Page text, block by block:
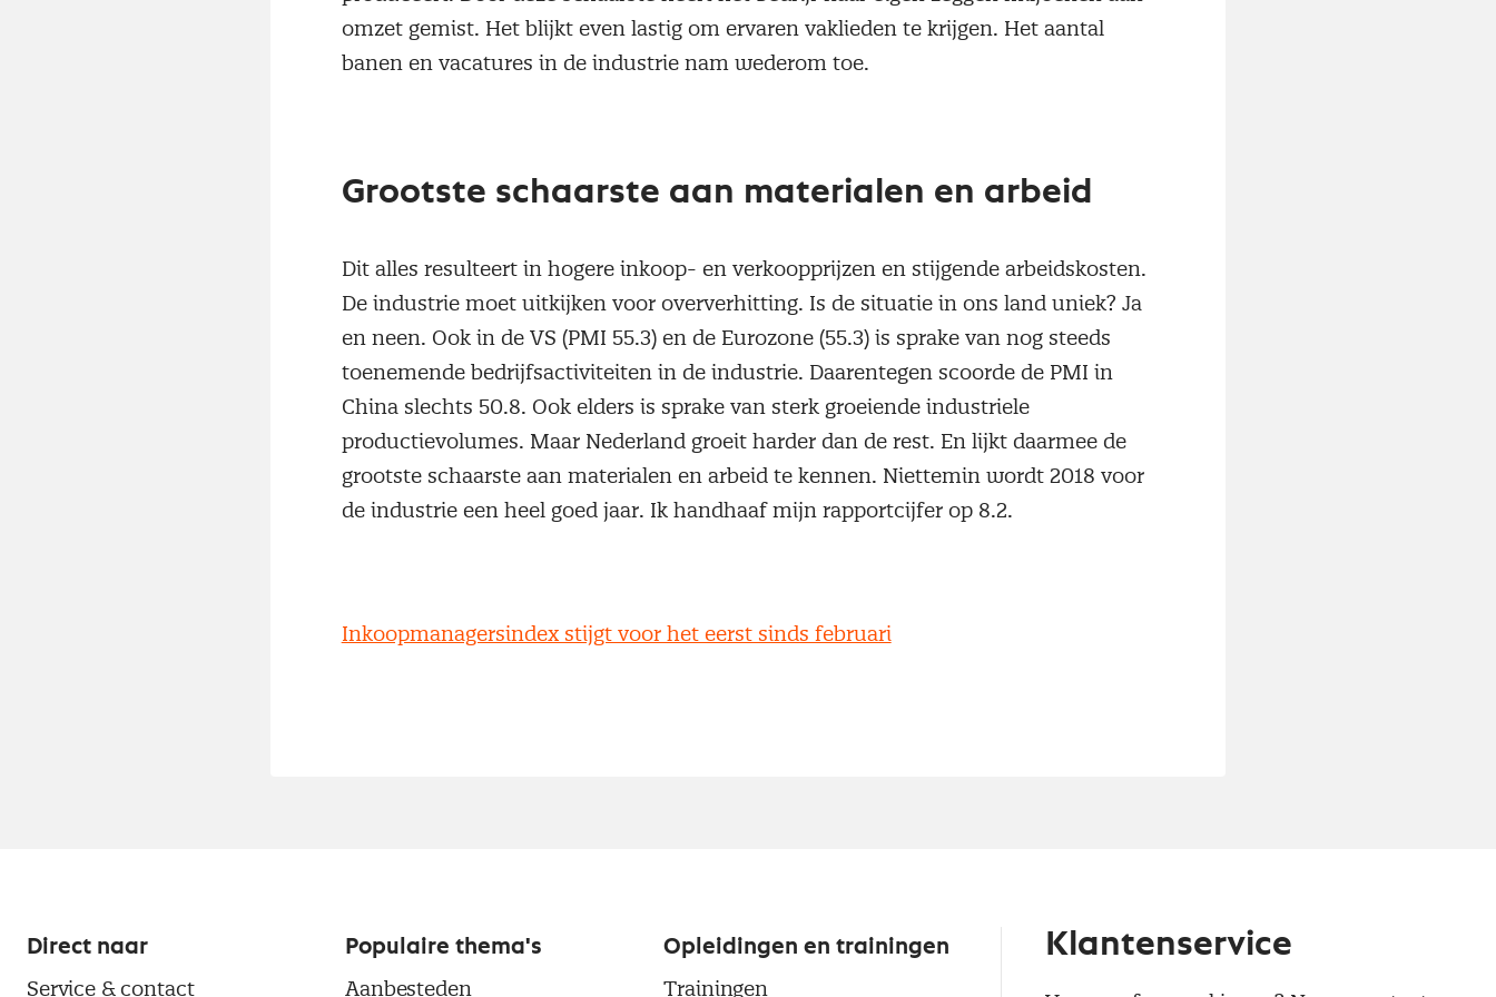
omzet gemist. Het blijkt even lastig om ervaren vaklieden te krijgen. Het aantal
banen en vacatures in de industrie nam wederom toe.
Grootste schaarste aan materialen en arbeid
Dit alles resulteert in hogere inkoop- en verkoopprijzen en stijgende arbeidskosten.
De industrie moet uitkijken voor oververhitting. Is de situatie in ons land uniek? Ja
en neen. Ook in de VS (PMI 55.3) en de Eurozone (55.3) is sprake van nog steeds
toenemende bedrijfsactiviteiten in de industrie. Daarentegen scoorde de PMI in
China slechts 50.8. Ook elders is sprake van sterk groeiende industriele
productievolumes. Maar Nederland groeit harder dan de rest. En lijkt daarmee de
grootste schaarste aan materialen en arbeid te kennen. Niettemin wordt 2018 voor
de industrie een heel goed jaar. Ik handhaaf mijn rapportcijfer op 8.2.
Inkoopmanagersindex stijgt voor het eerst sinds februari
Direct naar
Service & contact
Populaire thema's
Aanbesteden
Opleidingen en trainingen
Trainingen
Klantenservice